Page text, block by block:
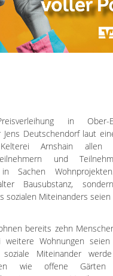
in Ober-
Jens Deutschendorf laut
Arnshain allen
und
in Sachen
Bausubstanz,
sozialen Miteinanders
bereits zehn
weitere Wohnungen
Miteinander
wie offene